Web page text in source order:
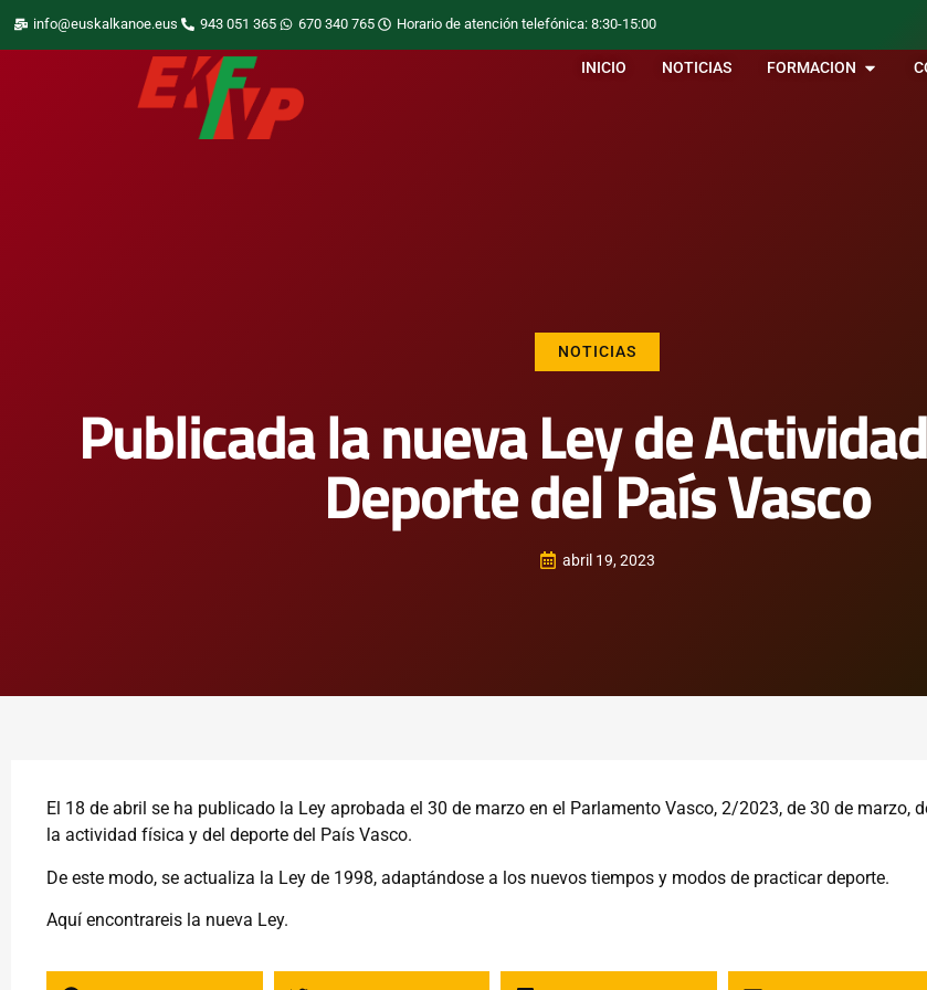
info@euskalkanoe.eus 943 051 365 670 340 765 Horario de atención telefónica: 8:30-15:00
INICIO NOTICIAS FORMACION
NOTICIAS
Publicada la nueva Ley de
Deporte del País Vasco
abril 19, 2023
El 18 de abril se ha publicado la Ley aprobada el 30 de marzo en el Parlamento Vasco, 2/2023, de 30 de marzo,
la actividad física y del deporte del País Vasco.
De este modo, se actualiza la Ley de 1998, adaptándose a los nuevos tiempos y modos de practicar deporte.
Aquí encontrareis la nueva Ley.